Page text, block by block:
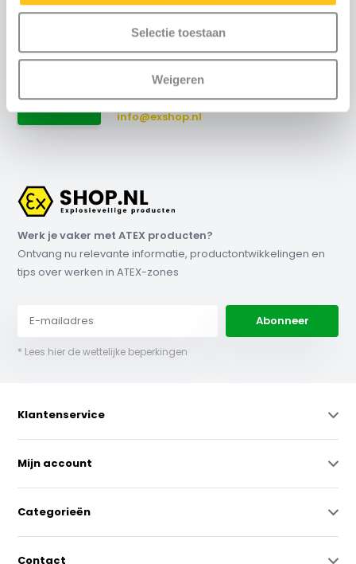
Selectie toestaan
Weigeren
8:30 uur tot 17:00 uur (telefonisch)
Weekend: via email
Contact
+31 (0)115-700502
info@exshop.nl
Werk je vaker met ATEX producten?
Ontvang nu relevante informatie, productontwikkelingen en
tips over werken in ATEX-zones
Abonneer
* Lees hier de wettelijke beperkingen
Klantenservice
Mijn account
Categorieën
Contact